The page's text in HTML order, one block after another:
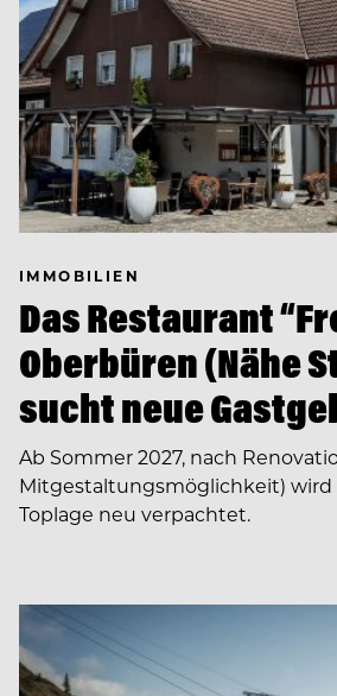
IMMOBILIEN
Das Restaurant
Oberbüren (Nähe
sucht neue
Ab Sommer 2027, nach
Mitgestaltungsmöglichkeit) wird
Toplage neu verpachtet.